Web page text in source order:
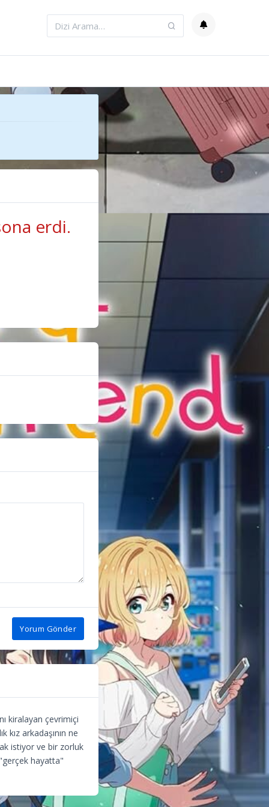
erdi.
Yorum Gönder
kiralayan çevrimiçi
arkadaşının ne
istiyor ve bir zorluk
hayatta"